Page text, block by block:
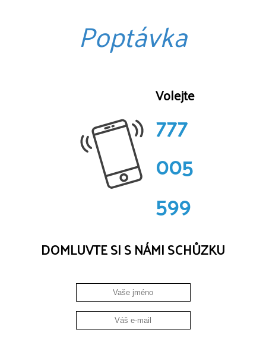
Poptávka
Volejte
777
005
599
DOMLUVTE SI S NÁMI SCHŮZKU